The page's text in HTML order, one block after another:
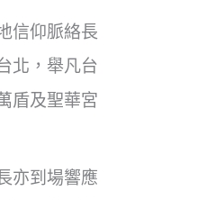
信仰脈絡長
北，舉凡台
盾及聖華宮
亦到場響應